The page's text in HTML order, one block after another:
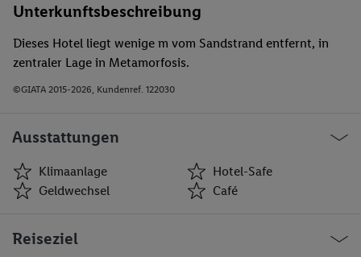
Unterkunftsbeschreibung
Dieses Hotel liegt wenige m vom Sandstrand entfernt, in
zentraler Lage in Metamorfosis.
©GIATA 2015-2026, Kundenref. 122030
Ausstattungen
Klimaanlage
Hotel-Safe
Geldwechsel
Café
Geldwechsel
Reiseziel